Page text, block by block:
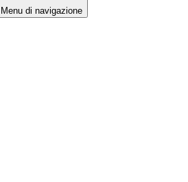
Menu di navigazione